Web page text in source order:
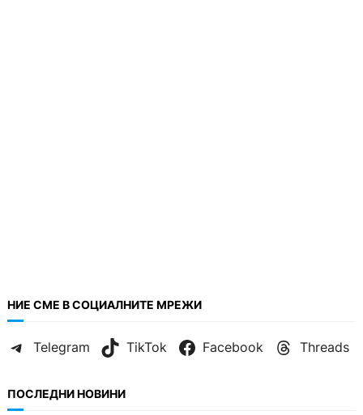
НИЕ СМЕ В СОЦИАЛНИТЕ МРЕЖИ
Telegram TikTok Facebook Threads
ПОСЛЕДНИ НОВИНИ